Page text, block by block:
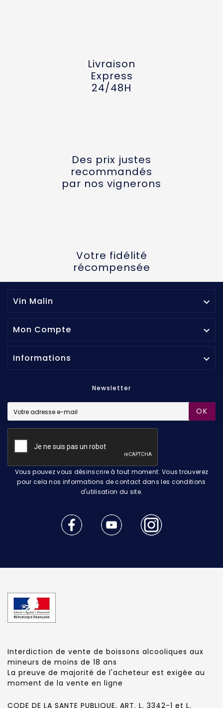
Livraison
Express
24/48H
Des prix justes
recommandés
par nos vignerons
Votre fidélité
récompensée
Vin Malin 
Mon Compte 
Informations 
Newsletter
OK
Vous pouvez vous désinscrire à tout moment. Vous trouverez
pour cela nos informations de contact dans les conditions
d'utilisation du site.
Interdiction de vente de boissons alcooliques aux
mineurs de moins de 18 ans
La preuve de majorité de l'acheteur est exigée au
moment de la vente en ligne
CODE DE LA SANTE PUBLIQUE, ART. L. 3342-1 et L.